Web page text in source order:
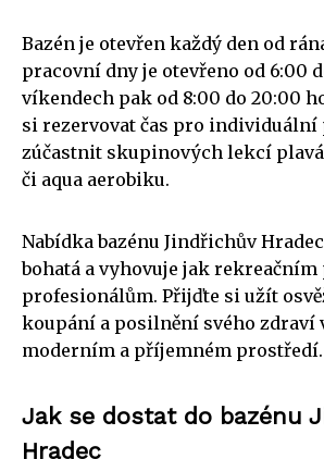
Bazén je otevřen každý den od
pracovní dny je otevřeno od 6:00
víkendech pak od 8:00 do 20:00
si rezervovat čas pro individuální
zúčastnit skupinových lekcí
či aqua aerobiku.
Nabídka bazénu Jindřichův
bohatá a vyhovuje jak rekreačním
profesionálům. Přijďte si užít
koupání a posilnění svého zdraví
moderním a příjemném prostředí.
Jak se dostat do bazénu
Hradec